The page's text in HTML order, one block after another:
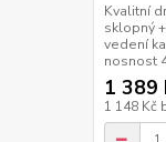
Kvalitní
sklopný
vedení
nosnost
1 389
1 148 Kč